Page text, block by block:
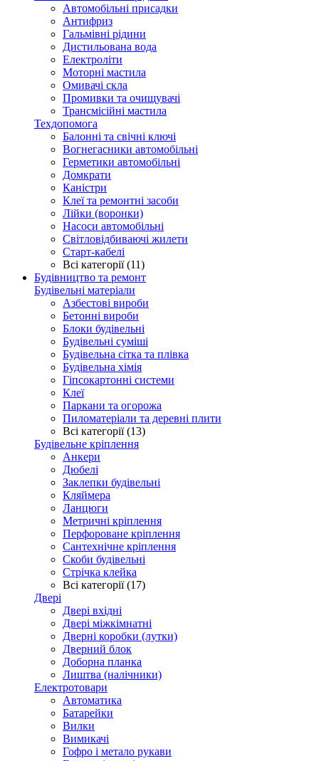
Автомобільні присадки
Антифриз
Гальмівні рідини
Дистильована вода
Електроліти
Моторні мастила
Омивачі скла
Промивки та очищувачі
Трансмісійні мастила
Техдопомога
Балонні та свічні ключі
Вогнегасники автомобільні
Герметики автомобільні
Домкрати
Каністри
Клеї та ремонтні засоби
Лійки (воронки)
Насоси автомобільні
Світловідбиваючі жилети
Старт-кабелі
Всі категорії (11)
Будівництво та ремонт
Будівельні матеріали
Азбестові вироби
Бетонні вироби
Блоки будівельні
Будівельні суміші
Будівельна сітка та плівка
Будівельна хімія
Гіпсокартонні системи
Клеї
Паркани та огорожа
Пиломатеріали та деревні плити
Всі категорії (13)
Будівельне кріплення
Анкери
Дюбелі
Заклепки будівельні
Кляймера
Ланцюги
Метричні кріплення
Перфороване кріплення
Сантехнічне кріплення
Скоби будівельні
Стрічка клейка
Всі категорії (17)
Двері
Двері вхідні
Двері міжкімнатні
Дверні коробки (лутки)
Дверний блок
Доборна планка
Лиштва (налічники)
Електротовари
Автоматика
Батарейки
Вилки
Вимикачі
Гофро і метало рукави